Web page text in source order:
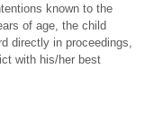
known to the
of age, the child
directly in proceedings,
with his/her best